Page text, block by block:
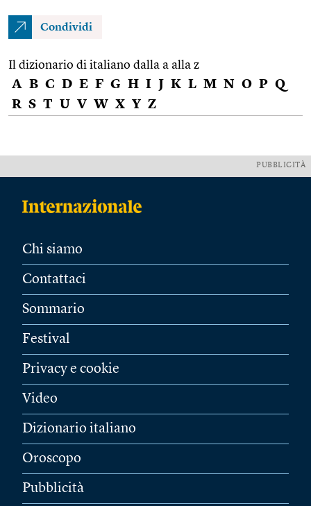
Condividi
Il dizionario di italiano dalla a alla z
A B C D E F G H I J K L M N O P Q
R S T U V W X Y Z
PUBBLICITÀ
Chi siamo
Contattaci
Sommario
Festival
Privacy e cookie
Video
Dizionario italiano
Oroscopo
Pubblicità